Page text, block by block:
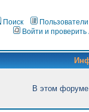
Поиск Пользователи
Войти и
В этом